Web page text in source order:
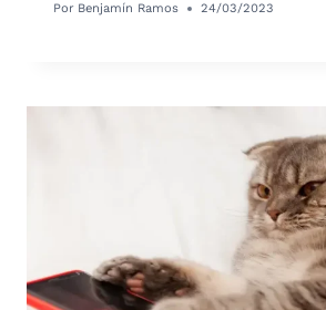
Por Benjamín Ramos 24/03/2023